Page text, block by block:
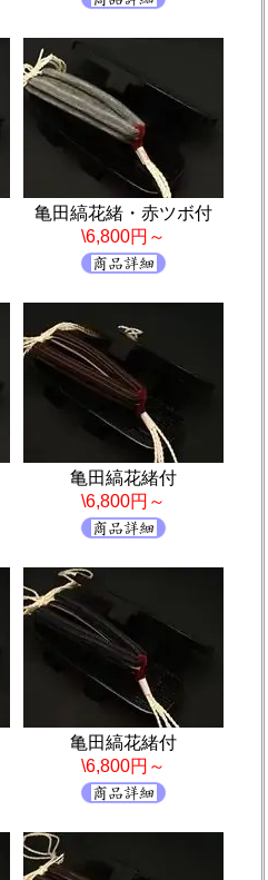
亀田縞花緒・赤ツボ付
\6,800円～
亀田縞花緒付
\6,800円～
亀田縞花緒付
\6,800円～